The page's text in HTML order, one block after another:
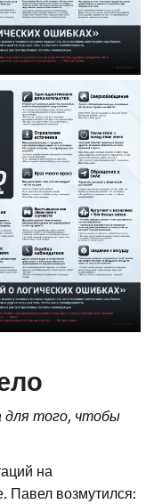
для того, чтобы
на
Павел возмутился: